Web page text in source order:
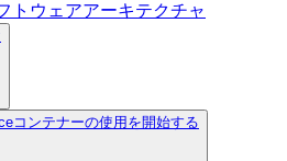
トウェアアーキテクチャ
コンテナーの使用を開始する